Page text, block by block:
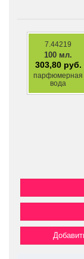
7.44219
100 мл.
303,80 руб.
парфюмерная
вода